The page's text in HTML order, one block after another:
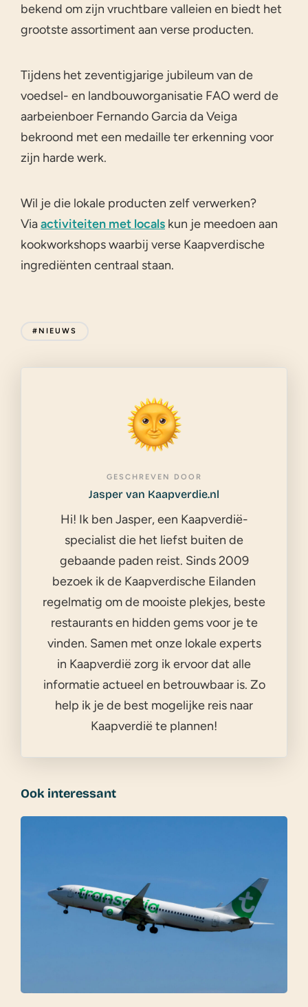
bekend om zijn vruchtbare valleien en biedt het
grootste assortiment aan verse producten.
Tijdens het zeventigjarige jubileum van de
voedsel- en landbouworganisatie FAO werd de
aarbeienboer Fernando Garcia da Veiga
bekroond met een medaille ter erkenning voor
zijn harde werk.
Wil je die lokale producten zelf verwerken?
Viaactiviteiten met locals kun je meedoen aan
kookworkshops waarbij verse Kaapverdische
ingrediënten centraal staan.
#NIEUWS
GESCHREVEN DOOR
Jasper van Kaapverdie.nl
Hi! Ik ben Jasper, een Kaapverdië-
specialist die het liefst buiten de
gebaande paden reist. Sinds 2009
bezoek ik de Kaapverdische Eilanden
regelmatig om de mooiste plekjes, beste
restaurants en hidden gems voor je te
vinden. Samen met onze lokale experts
in Kaapverdië zorg ik ervoor dat alle
informatie actueel en betrouwbaar is. Zo
help ik je de best mogelijke reis naar
Kaapverdië te plannen!
Ook interessant